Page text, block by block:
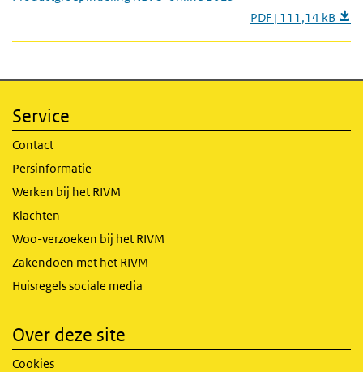
PDF | 111,14 kB
Service
Contact
Persinformatie
Werken bij het RIVM
Klachten
Woo-verzoeken bij het RIVM
Zakendoen met het RIVM
Huisregels sociale media
Over deze site
Cookies